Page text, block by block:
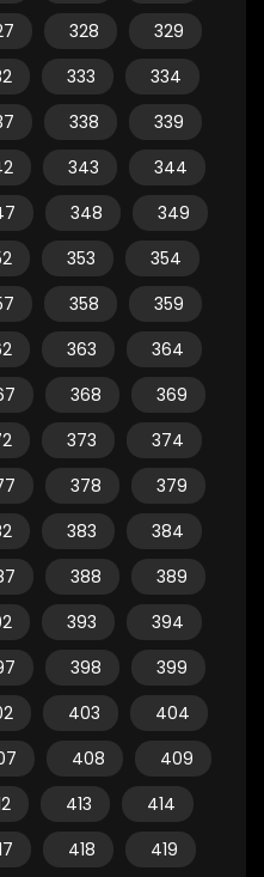
328
329
333
334
338
339
343
344
348
349
353
354
358
359
363
364
368
369
373
374
378
379
383
384
388
389
393
394
398
399
403
404
408
409
413
414
418 419